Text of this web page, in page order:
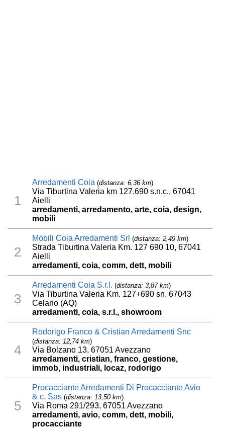
1
Arredamenti Coia (distanza: 6,36 km)
Via Tiburtina Valeria km 127.690 s.n.c., 67041
Aielli
arredamenti, arredamento, arte, coia, design,
mobili
2
Mobili Coia Arredamenti Srl (distanza: 2,49 km)
Strada Tiburtina Valeria Km. 127 690 10, 67041
Aielli
arredamenti, coia, comm, dett, mobili
3
Arredamenti Coia S.r.l. (distanza: 3,87 km)
Via Tiburtina Valeria Km. 127+690 sn, 67043
Celano (AQ)
arredamenti, coia, s.r.l., showroom
4
Rodorigo Franco & Cristian Arredamenti Snc
(distanza: 12,74 km)
Via Bolzano 13, 67051 Avezzano
arredamenti, cristian, franco, gestione,
immob, industriali, locaz, rodorigo
5
Procacciante Arredamenti Di Procacciante Avio
& c. Sas (distanza: 13,50 km)
Via Roma 291/293, 67051 Avezzano
arredamenti, avio, comm, dett, mobili,
procacciante